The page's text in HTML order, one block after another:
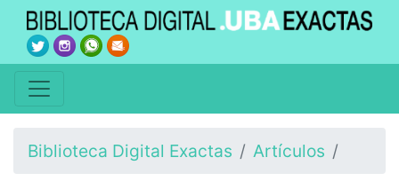
Biblioteca Digital Exactas Artículos